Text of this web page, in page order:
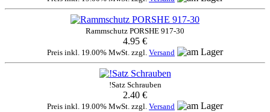
Rammschutz PORSHE 917-30
4.95 €
Preis inkl. 19.00% MwSt. zzgl. Versand
!Satz Schrauben
2.40 €
Preis inkl. 19.00% MwSt. zzgl. Versand